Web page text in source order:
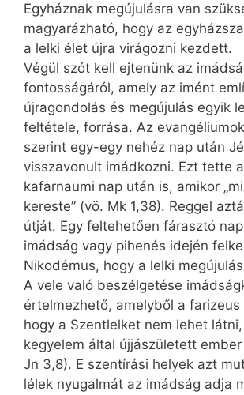
Egyháznak megújulásra van
magyarázható, hogy az
a lelki élet újra virágozni kezdett.
Végül szót kell ejtenünk az
fontosságáról, amely az imént
újragondolás és megújulás egyik
feltétele, forrása. Az
szerint egy-egy nehéz nap után
visszavonult imádkozni. Ezt tette
kafarnaumi nap után is, amikor
kereste” (vö. Mk 1,38). Reggel
útját. Egy feltehetően fárasztó
imádság vagy pihenés idején
Nikodémus, hogy a lelki
A vele való beszélgetése
értelmezhető, amelyből a
hogy a Szentlelket nem lehet
kegyelem által újjászületett
Jn 3,8). E szentírási helyek azt
lélek nyugalmát az imádság adja